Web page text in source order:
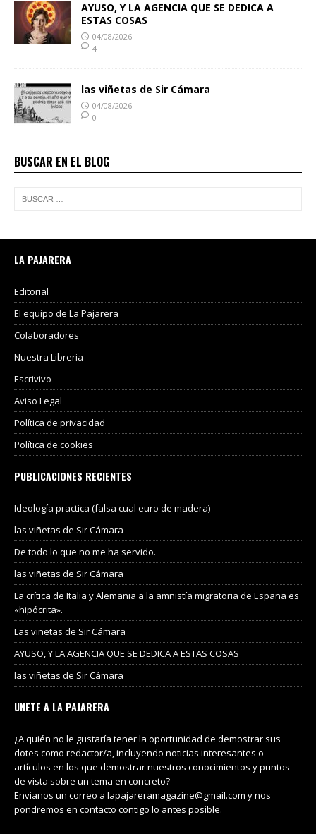
AYUSO, Y LA AGENCIA QUE SE DEDICA A
ESTAS COSAS
04/08/2026
4
las viñetas de Sir Cámara
04/08/2026
0
BUSCAR EN EL BLOG
LA PAJARERA
Editorial
El equipo de La Pajarera
Colaboradores
Nuestra Libreria
Escrivivo
Aviso Legal
Política de privacidad
Política de cookies
PUBLICACIONES RECIENTES
Ideología practica (falsa cual euro de madera)
las viñetas de Sir Cámara
De todo lo que no me ha servido.
las viñetas de Sir Cámara
La crítica de Italia y Alemania a la amnistía migratoria de España es
«hipócrita».
Las viñetas de Sir Cámara
AYUSO, Y LA AGENCIA QUE SE DEDICA A ESTAS COSAS
las viñetas de Sir Cámara
UNETE A LA PAJARERA
¿A quién no le gustaría tener la oportunidad de demostrar sus
dotes como redactor/a, incluyendo noticias interesantes o
artículos en los que demostrar nuestros conocimientos y puntos
de vista sobre un tema en concreto?
Envianos un correo a lapajareramagazine@gmail.com y nos
pondremos en contacto contigo lo antes posible.